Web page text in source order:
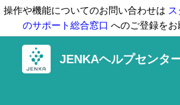
操作や機能についてのお問い合わせは
のサポート総合窓口 へのご登録を
JENKAヘルプセンタ